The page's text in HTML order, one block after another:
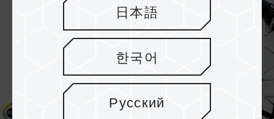
日本語
한국어
Русский